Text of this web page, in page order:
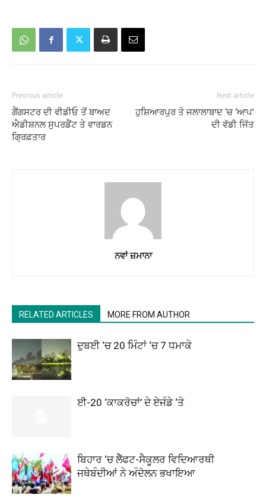
Previous article
ਗੈਂਗਸਟਰ ਦੀ ਵੀਡੀਓ ਤੋਂ ਬਾਅਦ
ਐਡੀਸ਼ਨਲ ਸੁਪਰਡੈਂਟ ਤੇ ਵਾਰਡਨ
ਗ੍ਰਿਫ਼ਤਾਰ
Next article
ਹੁਸ਼ਿਆਰਪੁਰ ਤੇ ਜਲਾਲਾਬਾਦ ‘ਚ ‘ਆਪ’
ਦੀ ਵੱਡੀ ਜਿੱਤ
ਨਵਾਂ ਜ਼ਮਾਨਾ
RELATED ARTICLES MORE FROM AUTHOR
ਦੁਬਈ ‘ਚ 20 ਮਿੰਟਾਂ ‘ਚ 7 ਧਮਾਕੇ
ਈ-20 ‘ਕਾਕਰੋਚਾਂ’ ਦੇ ਏਜੰਡੇ ‘ਤੇ
ਬਿਹਾਰ ‘ਚ ਲੈੱਫਟ-ਸੈਕੂਲਰ ਵਿਦਿਆਰਥੀ
ਜਥੇਬੰਦੀਆਂ ਨੇ ਅੰਦੋਲਨ ਭਖਾਇਆ